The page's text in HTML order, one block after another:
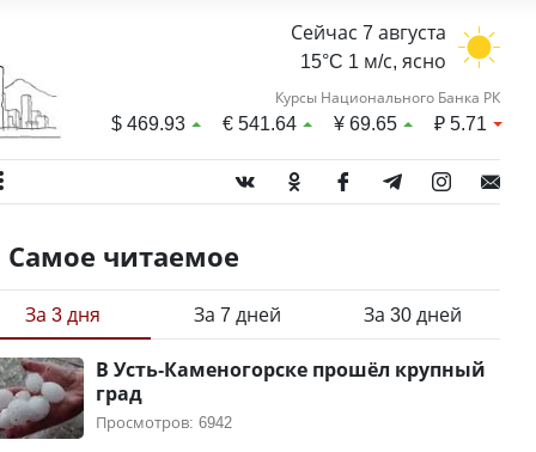
Сейчас 7 августа
15°C 1 м/с, ясно
Курсы Национального Банка РК
$469.93 €541.64 ¥69.65 ₽5.71
Самое читаемое
За 3 дня За 7 дней За 30 дней
В Усть-Каменогорске прошёл крупный
град
Просмотров: 6942